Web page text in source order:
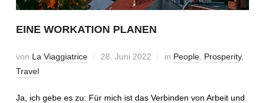
EINE WORKATION PLANEN
von La Viaggiatrice 28. Juni 2022 in People, Prosperity,
Travel
Ja, ich gebe es zu: Für mich ist das Verbinden von Arbeit und